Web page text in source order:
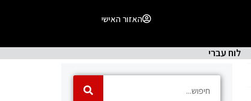
האזור האישי
לוח עברי